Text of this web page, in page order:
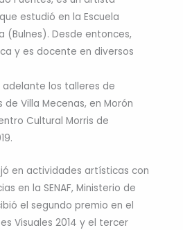
estudió en la Escuela
(Bulnes). Desde entonces,
y es docente en diversos
los talleres de
Villa Mecenas, en Morón
Cultural Morris de
en actividades artísticas con
en la SENAF, Ministerio de
el segundo premio en el
Visuales 2014 y el tercer